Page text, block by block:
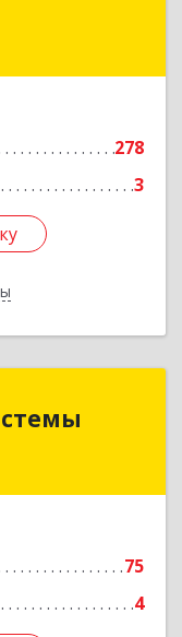
278
3
Подробнее
75
4
Геленджик г,